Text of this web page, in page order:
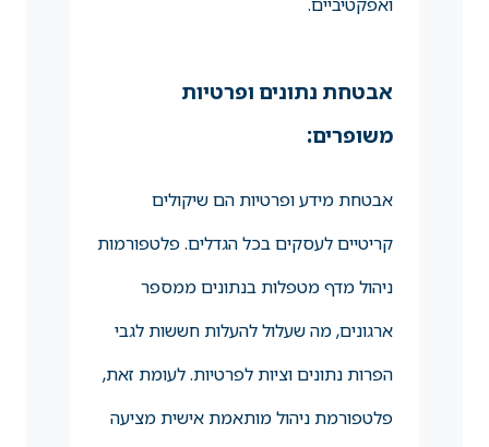
ואפקטיביים.
אבטחת נתונים ופרטיות
משופרים:
אבטחת מידע ופרטיות הם שיקולים
קריטיים לעסקים בכל הגדלים. פלטפורמות
ניהול מדף מטפלות בנתונים ממספר
ארגונים, מה שעלול להעלות חששות לגבי
הפרות נתונים וציות לפרטיות. לעומת זאת,
פלטפורמת ניהול מותאמת אישית מציעה